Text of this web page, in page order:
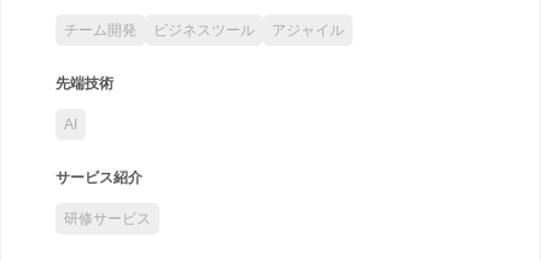
チーム開発 ビジネスツール アジャイル
先端技術
AI
サービス紹介
研修サービス